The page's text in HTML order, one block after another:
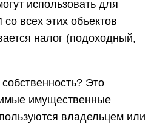
использовать для
всех этих объектов
налог (подоходный,
Это
имущественные
владельцем или